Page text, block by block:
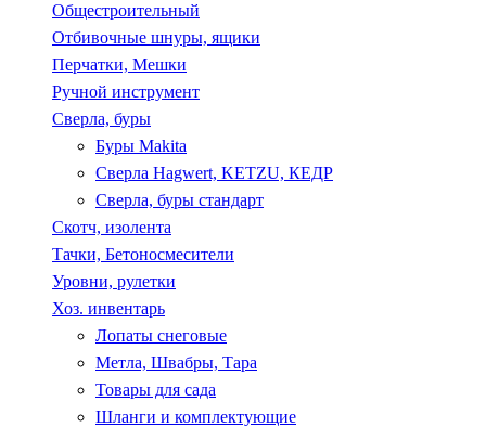
Общестроительный
Отбивочные шнуры, ящики
Перчатки, Мешки
Ручной инструмент
Сверла, буры
Буры Makita
Сверла Hagwert, KETZU, КЕДР
Сверла, буры стандарт
Скотч, изолента
Тачки, Бетоносмесители
Уровни, рулетки
Хоз. инвентарь
Лопаты снеговые
Метла, Швабры, Тара
Товары для сада
Шланги и комплектующие